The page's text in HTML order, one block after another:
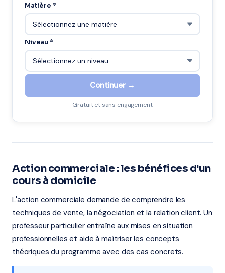
Matière *
Niveau *
Continuer →
Gratuit et sans engagement
Action commerciale : les bénéfices d'un
cours à domicile
L'action commerciale demande de comprendre les
techniques de vente, la négociation et la relation client. Un
professeur particulier entraîne aux mises en situation
professionnelles et aide à maîtriser les concepts
théoriques du programme avec des cas concrets.